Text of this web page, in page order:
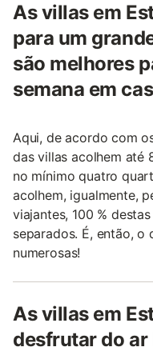
As villas em
para um
são melhores
semana em
Aqui, de acordo com
das villas acolhem até
no mínimo quatro
acolhem, igualmente,
viajantes, 100 %
separados. É, então, o
numerosas!
As villas em
desfrutar do ar